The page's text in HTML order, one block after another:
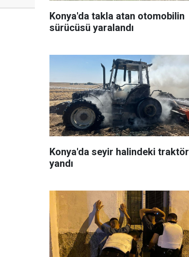
Konya'da takla atan otomobilin
sürücüsü yaralandı
Konya'da seyir halindeki traktör
yandı